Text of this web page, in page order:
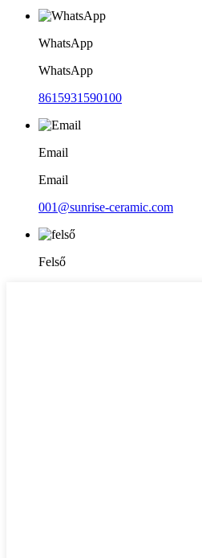
WhatsApp
WhatsApp
8615931590100
Email
Email
001@sunrise-ceramic.com
Felső